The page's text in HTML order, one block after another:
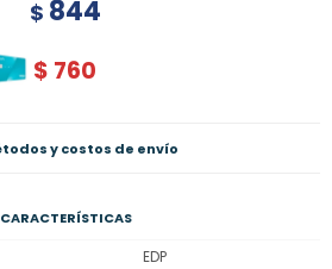
$ 844
$ 760
y costos de envío
CARACTERÍSTICAS
EDP